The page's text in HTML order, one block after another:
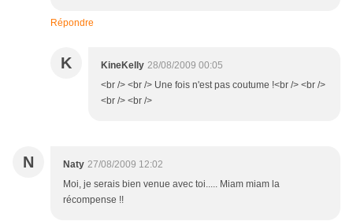
Répondre
K KineKelly 28/08/2009 00:05
<br /> <br /> Une fois n'est pas coutume !<br /> <br />
<br /> <br />
N Naty 27/08/2009 12:02
Moi, je serais bien venue avec toi..... Miam miam la
récompense !!